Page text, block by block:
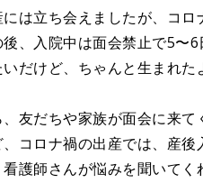
は立ち会えましたが、コ
、入院中は面会禁止で5〜
だけど、ちゃんと生まれた
友だちや家族が面会に来
コロナ禍の出産では、産
護師さんが悩みを聞いて